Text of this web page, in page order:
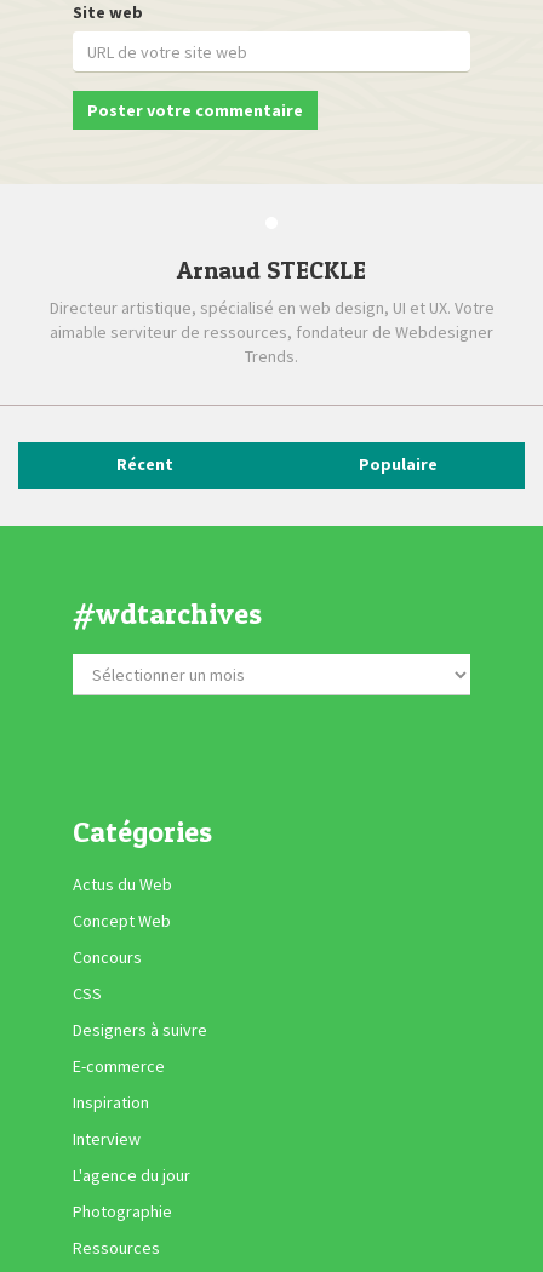
Site web
Arnaud STECKLE
Directeur artistique, spécialisé en web design, UI et UX. Votre
aimable serviteur de ressources, fondateur de Webdesigner
Trends.
Récent Populaire
#wdtarchives
Catégories
Actus du Web
Concept Web
Concours
CSS
Designers à suivre
E-commerce
Inspiration
Interview
L'agence du jour
Photographie
Ressources